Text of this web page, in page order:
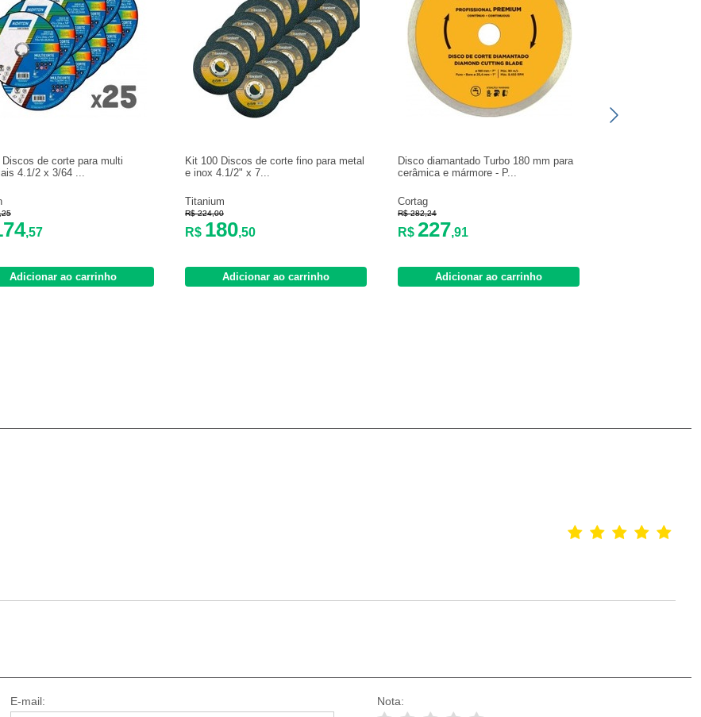
Discos de corte para multi
4.1/2 x 3/64 ...
,57
Adicionar ao carrinho
Kit 100 Discos de corte fino para metal
e inox 4.1/2" x 7...
Titanium
R$ 224,00
R$ 180,50
Adicionar ao carrinho
Disco diamantado Turbo 180 mm para
cerâmica e mármore - P...
Cortag
R$ 282,24
R$ 227,91
Adicionar ao carrinho
E-mail: Nota: